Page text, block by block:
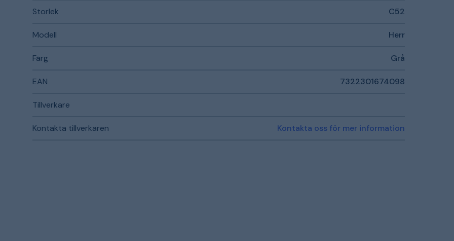
Storlek C52
Modell Herr
Färg Grå
EAN 7322301674098
Tillverkare
Kontakta tillverkaren Kontakta oss för mer information